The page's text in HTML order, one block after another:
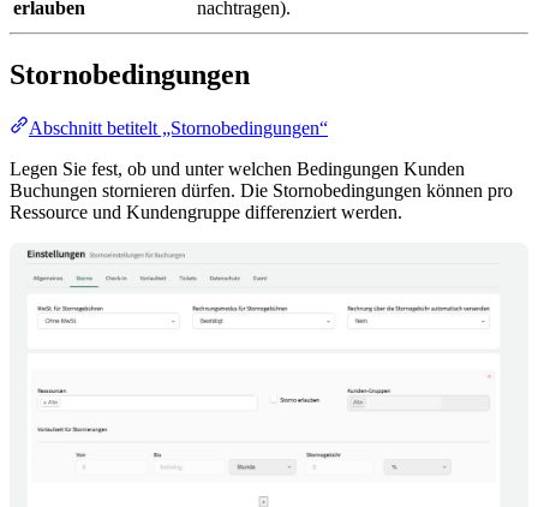
erlauben nachtragen).
Stornobedingungen
Abschnitt betitelt „Stornobedingungen“
Legen Sie fest, ob und unter welchen Bedingungen Kunden
Buchungen stornieren dürfen. Die Stornobedingungen können pro
Ressource und Kundengruppe differenziert werden.